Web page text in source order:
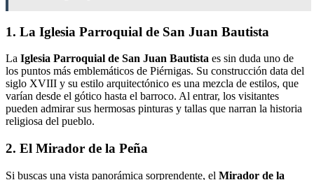
1. La Iglesia Parroquial de San Juan Bautista
La Iglesia Parroquial de San Juan Bautista es sin duda uno de
los puntos más emblemáticos de Piérnigas. Su construcción data del
siglo XVIII y su estilo arquitectónico es una mezcla de estilos, que
varían desde el gótico hasta el barroco. Al entrar, los visitantes
pueden admirar sus hermosas pinturas y tallas que narran la historia
religiosa del pueblo.
2. El Mirador de la Peña
Si buscas una vista panorámica sorprendente, el Mirador de la